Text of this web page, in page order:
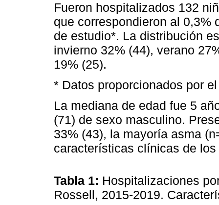
Fueron hospitalizados 132
que correspondieron al 0,3%
de estudio*. La distribución
invierno 32% (44), verano
19% (25).
* Datos proporcionados por
La mediana de edad fue 5
(71) de sexo masculino.
33% (43), la mayoría asma
características clínicas de
Tabla 1: Hospitalizaciones
Rossell, 2015-2019.